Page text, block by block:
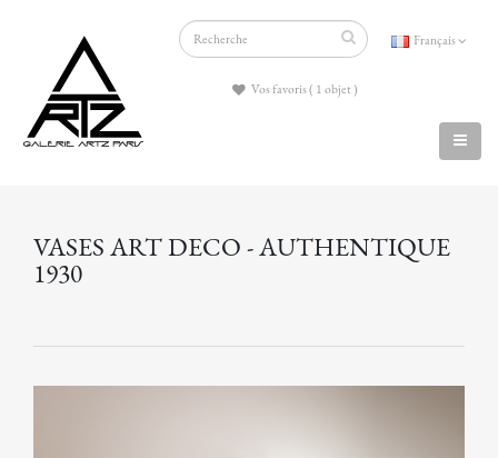
Français
Vos favoris ( 1 objet )
VASES ART DECO - AUTHENTIQUE
1930